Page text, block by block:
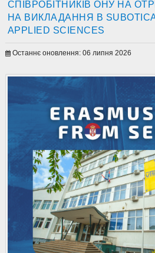
СПІВРОБІТНИКІВ ОНУ НА
НА ВИКЛАДАННЯ В SUBOTICA
APPLIED SCIENCES
Останнє оновлення: 06 липня 2026